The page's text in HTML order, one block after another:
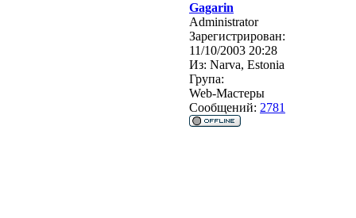
Gagarin
Administrator
Зарегистрирован:
11/10/2003 20:28
Из: Narva, Estonia
Група:
Web-Мастеры
Сообщений: 2781